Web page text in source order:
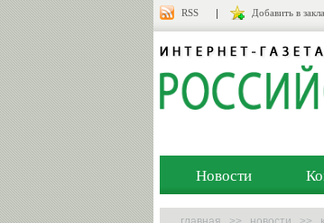
RSS Добавить в
Новости